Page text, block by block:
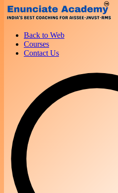
Back to Web
Courses
Contact Us